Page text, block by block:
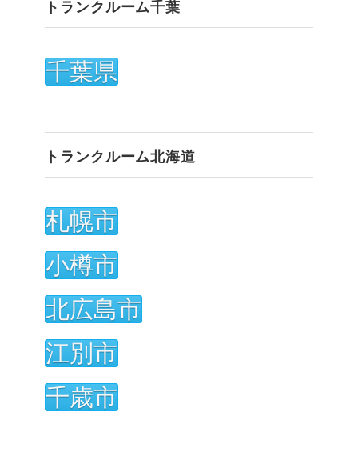
トランクルーム千葉
千葉県
トランクルーム北海道
札幌市
小樽市
北広島市
江別市
千歳市